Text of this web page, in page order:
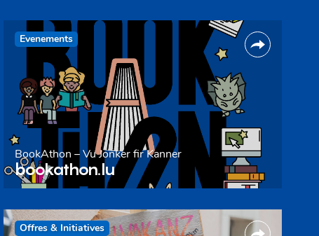
Evenements
BookAthon – Vu Jonker fir Kanner
bookathon.lu
Offres & Initiatives